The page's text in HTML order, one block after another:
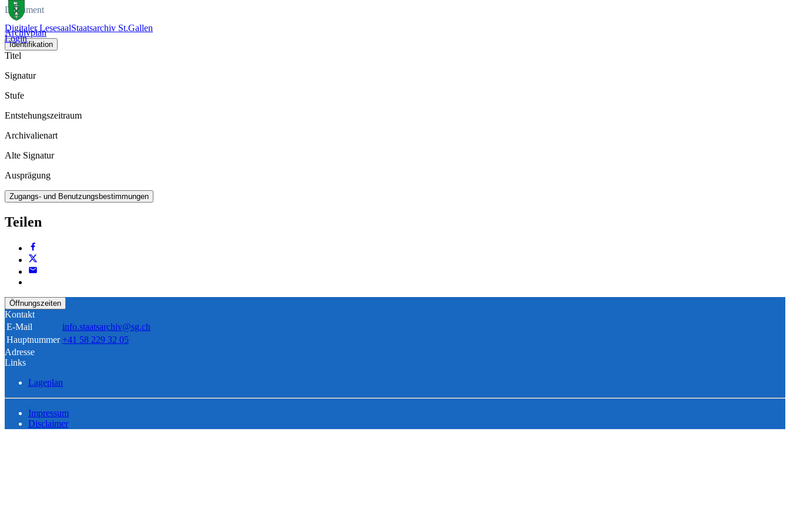
Digitaler LesesaalStaatsarchiv St.Gallen
Login
Dokument
Archivplan
Identifikation
Titel
Signatur
Stufe
Entstehungszeitraum
Archivalienart
Alte Signatur
Ausprägung
Zugangs- und Benutzungsbestimmungen
Teilen
Öffnungszeiten
Kontakt
E-Mail
info.staatsarchiv@sg.ch
Hauptnummer +41 58 229 32 05
Adresse
Links
Lageplan
Impressum
Disclaimer